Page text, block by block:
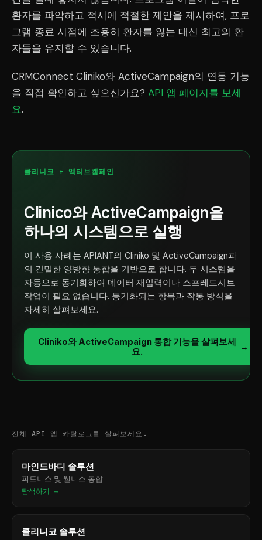
환자를 파악하고 적시에 적절한 제안을 제시하여, 프로
그램 종료 시점에 조용히 환자를 잃는 대신 최고의 환
자들을 유지할 수 있습니다.
CRMConnect Cliniko와 ActiveCampaign의 연동 기능
을 직접 확인하고 싶으신가요? API 앱 페이지를 보세
요.
클리니코 + 액티브캠페인
Clinico와 ActiveCampaign을
하나의 시스템으로 실행
이 사용 사례는 APIANT의 Cliniko 및 ActiveCampaign과
의 긴밀한 양방향 통합을 기반으로 합니다. 두 시스템을
자동으로 동기화하여 데이터 재입력이나 스프레드시트
작업이 필요 없습니다. 동기화되는 항목과 작동 방식을
자세히 살펴보세요.
Cliniko와 ActiveCampaign 통합 기능을 살펴보세
요.
→
전체 API 앱 카탈로그를 살펴보세요.
마인드바디 솔루션
피트니스 및 웰니스 통합
탐색하기 →
클리니코 솔루션